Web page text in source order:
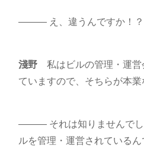
――― え、違うんですか！？
淺野私はビルの管理・運営
ていますので、そちらが本業
――― それは知りませんでし
ルを管理・運営されているん